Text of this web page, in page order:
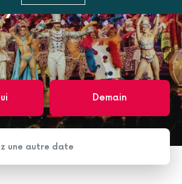
/ Tour de ville de
Demain